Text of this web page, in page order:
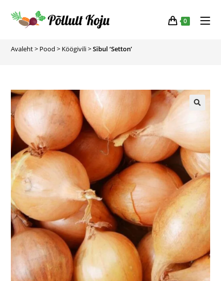
0
Avaleht> Pood > Köögivili>Sibul ‘Setton’